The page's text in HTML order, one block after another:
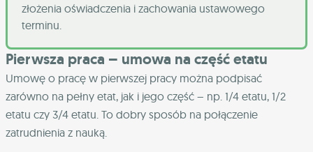
złożenia oświadczenia i zachowania ustawowego
terminu.
Pierwsza praca – umowa na część etatu
Umowę o pracę w pierwszej pracy można podpisać
zarówno na pełny etat, jak i jego część – np. 1/4 etatu, 1/2
etatu czy 3/4 etatu. To dobry sposób na połączenie
zatrudnienia z nauką.